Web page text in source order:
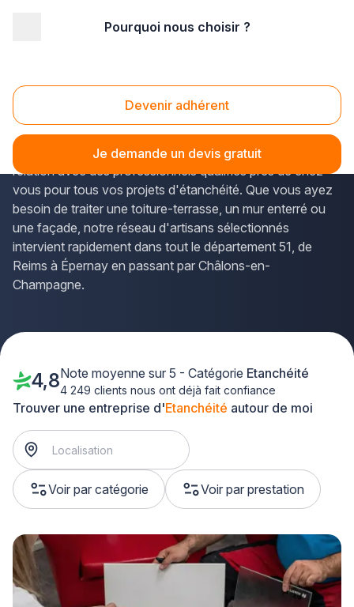
Pourquoi nous choisir ?
Devenir adhérent
Je demande un devis gratuit
Etanchéité Marne (51)
Vous recherchez uneentreprise d'étanchéitéfiable
dans la Marne ? La solution Plus que pro vous met en
relation avec des professionnels qualifiés près de chez
vous pour tous vos projets d'étanchéité. Que vous ayez
besoin de traiter une toiture-terrasse, un mur enterré ou
une façade, notre réseau d'artisans sélectionnés
intervient rapidement dans tout le département 51, de
Reims à Épernay en passant par Châlons-en-
Champagne.
Trouver une entreprise d'Etanchéité autour de moi
Voir par catégorie Voir par prestation
4,8Note moyenne sur 5 - Catégorie Etanchéité
4 249 clients nous ont déjà fait confiance